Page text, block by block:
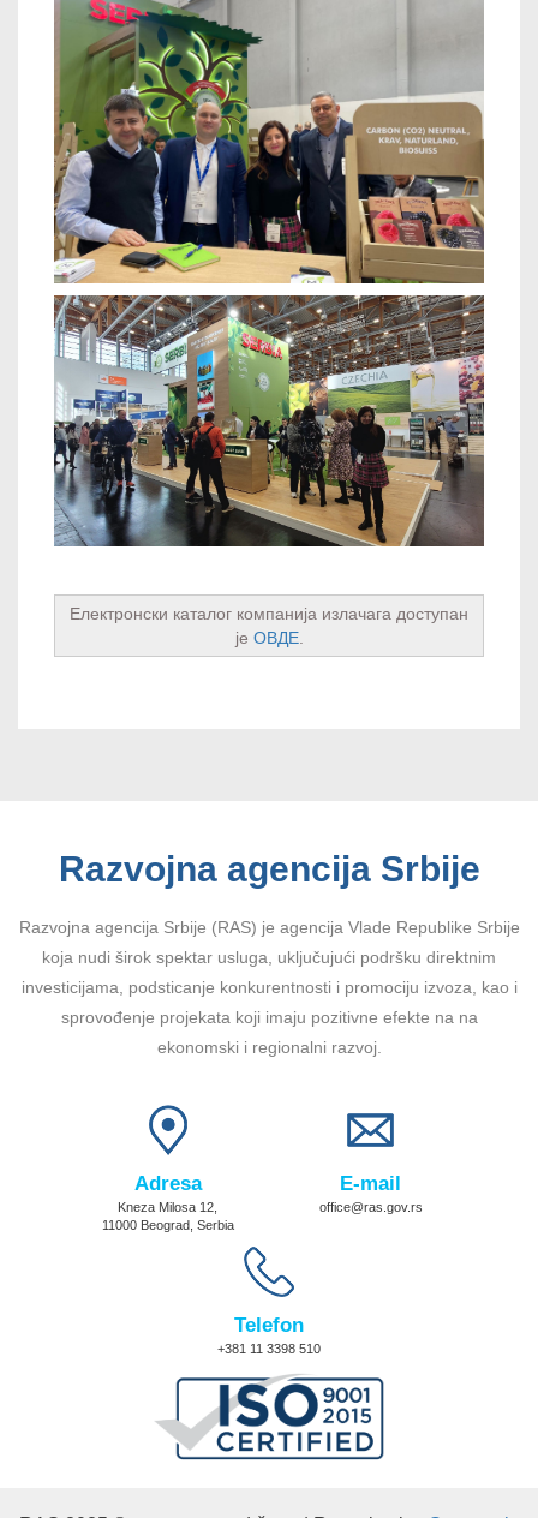
Електронски каталог компанија излачага доступан
је ОВДЕ.
Razvojna agencija Srbije
Razvojna agencija Srbije (RAS) je agencija Vlade Republike Srbije
koja nudi širok spektar usluga, uključujući podršku direktnim
investicijama, podsticanje konkurentnosti i promociju izvoza, kao i
sprovođenje projekata koji imaju pozitivne efekte na na
ekonomski i regionalni razvoj.
Adresa
Kneza Milosa 12,
11000 Beograd, Serbia
E-mail
office@ras.gov.rs
Telefon
+381 11 3398 510